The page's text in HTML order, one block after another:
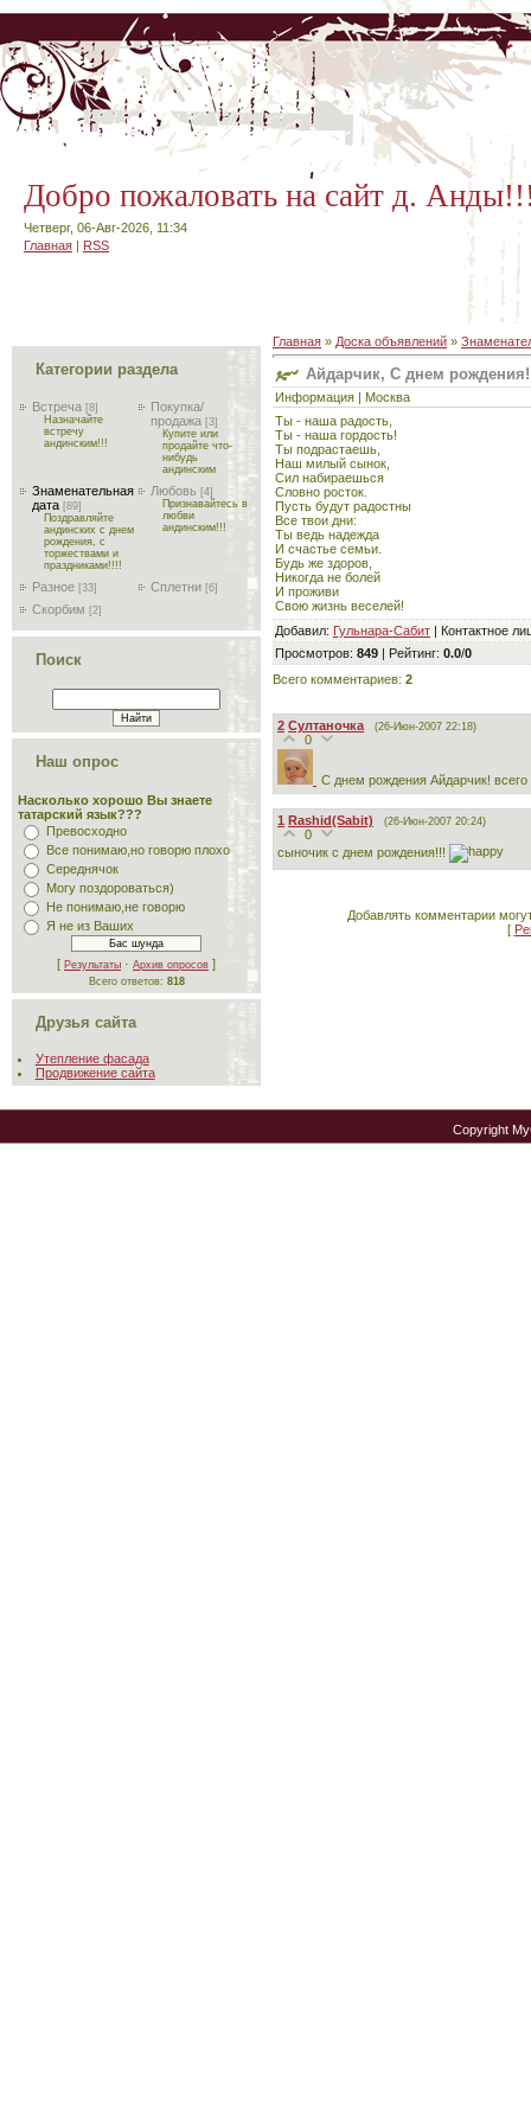
Добро пожаловать на сайт д.
Четверг, 06-Авг-2026, 11:34
Главная | RSS
Категории раздела
Встреча [8]
Назначайте
встречу
андинским!!!
Покупка/
продажа [3]
Купите или
продайте что-
нибудь
андинским
Знаменательная
дата [89]
Поздравляйте
андинских с днем
рождения, с
торжествами и
праздниками!!!!
Любовь [4]
Признавайтесь в
любви
андинским!!!
Разное [33] Сплетни [6]
Скорбим [2]
Поиск
Наш опрос
Насколько хорошо Вы знаете
татарский язык???
Превосходно
Все понимаю,но говорю плохо
Середнячок
Могу поздороваться)
Не понимаю,не говорю
Я не из Ваших
[ Результаты · Архив опросов ]
Всего ответов: 818
Друзья сайта
Утепление фасада
Продвижение сайта
Главная » Доска объявлений »
Айдарчик, С днем
Информация | Москва
Ты - наша радость,
Ты - наша гордость!
Ты подрастаешь,
Наш милый сынок,
Сил набираешься
Словно росток.
Пусть будут радостны
Все твои дни:
Ты ведь надежда
И счастье семьи.
Будь же здоров,
Никогда не болей
И проживи
Свою жизнь веселей!
Добавил: Гульнара-Сабит | Контактное
Просмотров: 849 | Рейтинг: 0.0/0
Всего комментариев: 2
2 Султаночка (26-Июн-2007 22:18)
0
С днем рождения Айдарчик!
1 Rashid(Sabit) (26-Июн-2007 20:24)
0
сыночик с днем рождения!!!
Добавлять комментарии
[
Copyright